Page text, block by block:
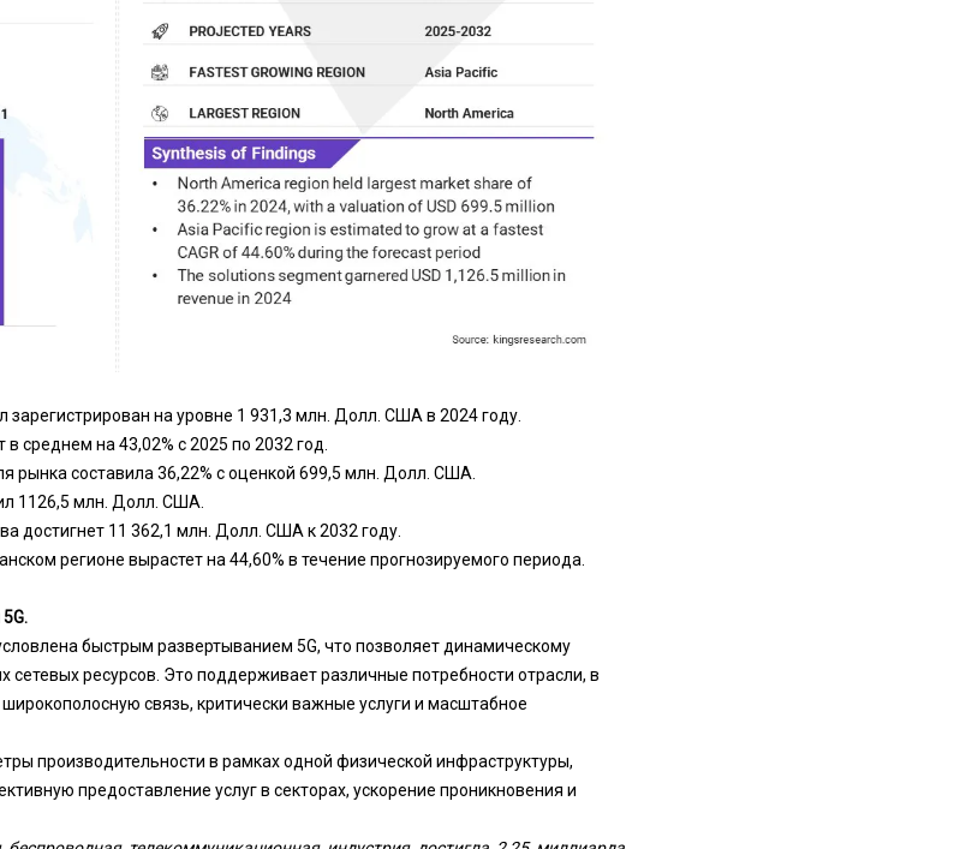
зарегистрирован на уровне 1 931,3 млн. Долл. США в 2024 году.
среднем на 43,02% с 2025 по 2032 год.
рынка составила 36,22% с оценкой 699,5 млн. Долл. США.
1126,5 млн. Долл. США.
достигнет 11 362,1 млн. Долл. США к 2032 году.
регионе вырастет на 44,60% в течение прогнозируемого периода.
​​быстрым развертыванием 5G, что позволяет динамическому
сетевых ресурсов. Это поддерживает различные потребности отрасли, в
связь, критически важные услуги и масштабное
производительности в рамках одной физической инфраструктуры,
предоставление услуг в секторах, ускорение проникновения и